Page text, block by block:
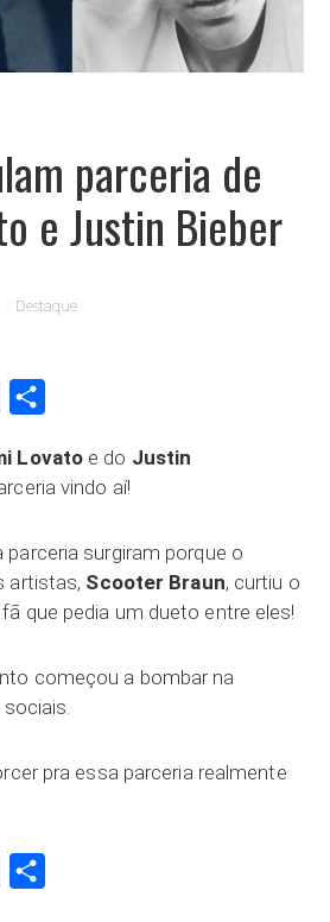
parceria de
e Justin Bieber
Destaque
Email
Lovato e do Justin
vindo aí!
surgiram porque o
artistas, Scooter Braun, curtiu o
que pedia um dueto entre eles!
começou a bombar na
pra essa parceria realmente
Email